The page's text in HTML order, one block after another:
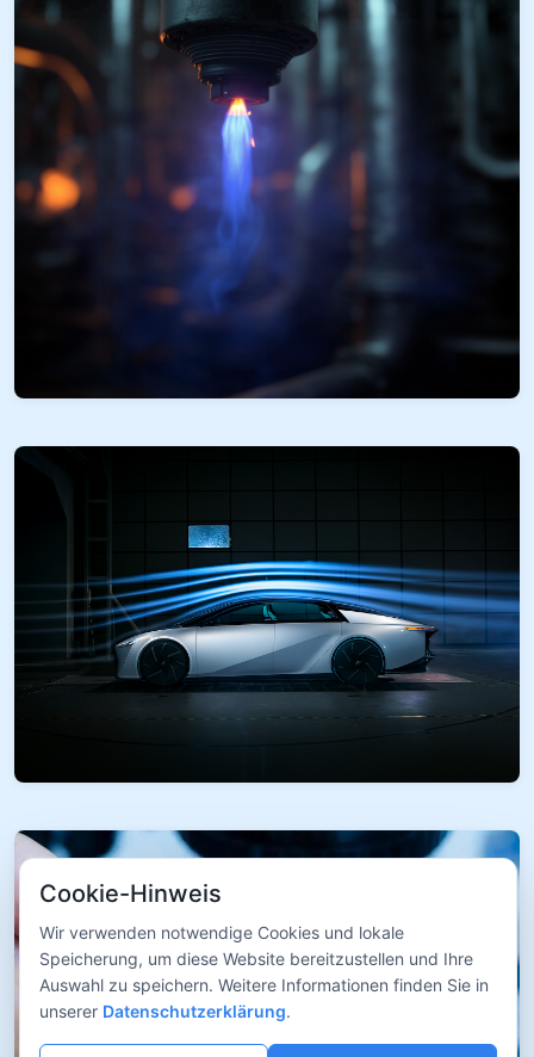
Cookie-Hinweis
Wir verwenden notwendige Cookies und lokale
Speicherung, um diese Website bereitzustellen und Ihre
Auswahl zu speichern. Weitere Informationen finden Sie in
unserer Datenschutzerklärung.